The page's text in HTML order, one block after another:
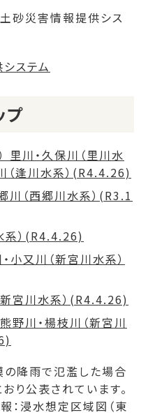
砂災害情報提供シス
ステム
プ
里川・久保川（里川水
（逢川水系）(R4.4.26)
川（西郷川水系）(R3.1
系）(R4.4.26)
小又川（新宮川水系）
新宮川水系）(R4.4.26)
野川・楊枝川（新宮川
降雨で氾濫した場合
り公表されています。
：浸水想定区域図（東